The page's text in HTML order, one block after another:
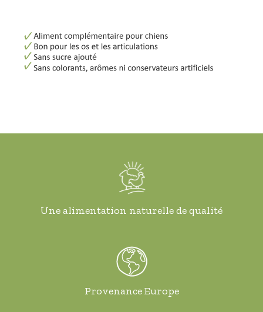
Une alimentation naturelle de qualité
Provenance Europe